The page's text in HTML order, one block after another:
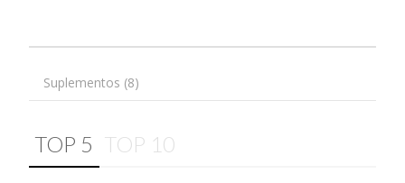
Suplementos (8)
TOP 5 TOP 10